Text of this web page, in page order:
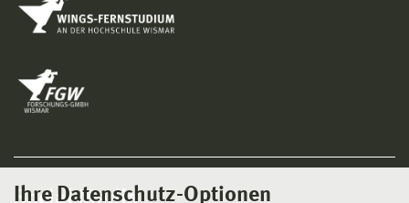
Ihre Datenschutz-Optionen